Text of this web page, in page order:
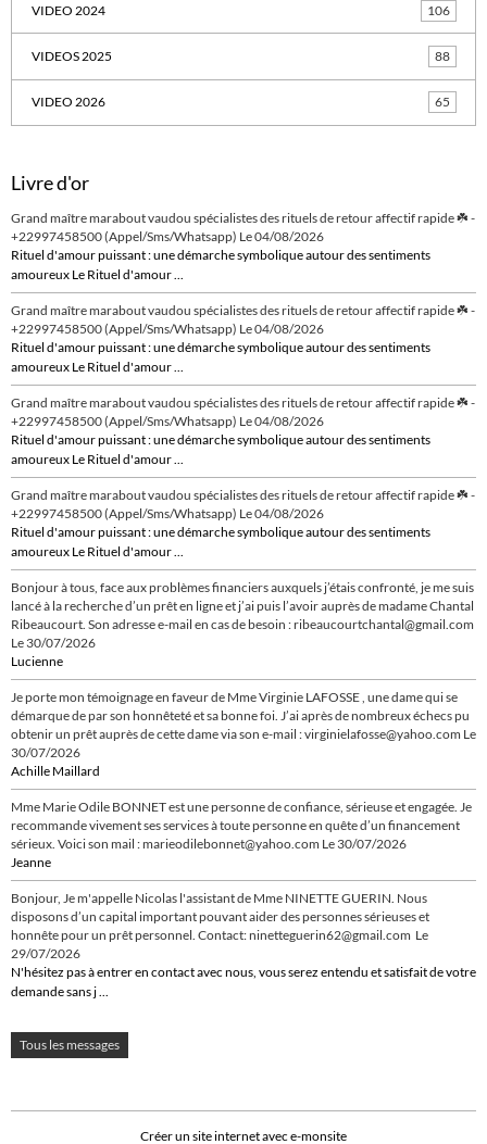
VIDEO 2024 106
VIDEOS 2025 88
VIDEO 2026 65
Livre d'or
Grand maître marabout vaudou spécialistes des rituels de retour affectif rapide ☘️ -
+22997458500 (Appel/Sms/Whatsapp) Le 04/08/2026
Rituel d'amour puissant : une démarche symbolique autour des sentiments
amoureux Le Rituel d'amour ...
Grand maître marabout vaudou spécialistes des rituels de retour affectif rapide ☘️ -
+22997458500 (Appel/Sms/Whatsapp) Le 04/08/2026
Rituel d'amour puissant : une démarche symbolique autour des sentiments
amoureux Le Rituel d'amour ...
Grand maître marabout vaudou spécialistes des rituels de retour affectif rapide ☘️ -
+22997458500 (Appel/Sms/Whatsapp) Le 04/08/2026
Rituel d'amour puissant : une démarche symbolique autour des sentiments
amoureux Le Rituel d'amour ...
Grand maître marabout vaudou spécialistes des rituels de retour affectif rapide ☘️ -
+22997458500 (Appel/Sms/Whatsapp) Le 04/08/2026
Rituel d'amour puissant : une démarche symbolique autour des sentiments
amoureux Le Rituel d'amour ...
Bonjour à tous, face aux problèmes financiers auxquels j’étais confronté, je me suis
lancé à la recherche d’un prêt en ligne et j’ai puis l’avoir auprès de madame Chantal
Ribeaucourt. Son adresse e-mail en cas de besoin : ribeaucourtchantal@gmail.com
Le 30/07/2026
Lucienne
Je porte mon témoignage en faveur de Mme Virginie LAFOSSE , une dame qui se
démarque de par son honnêteté et sa bonne foi. J’ai après de nombreux échecs pu
obtenir un prêt auprès de cette dame via son e-mail : virginielafosse@yahoo.com Le
30/07/2026
Achille Maillard
Mme Marie Odile BONNET est une personne de confiance, sérieuse et engagée. Je
recommande vivement ses services à toute personne en quête d’un financement
sérieux. Voici son mail : marieodilebonnet@yahoo.com Le 30/07/2026
Jeanne
Bonjour, Je m'appelle Nicolas l'assistant de Mme NINETTE GUERIN. Nous
disposons d’un capital important pouvant aider des personnes sérieuses et
honnête pour un prêt personnel. Contact: ninetteguerin62@gmail.com Le
29/07/2026
N'hésitez pas à entrer en contact avec nous, vous serez entendu et satisfait de votre
demande sans j ...
Tous les messages
Créer un site internet avec e-monsite